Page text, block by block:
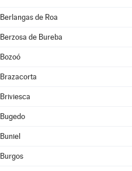
Berlangas de Roa
Berzosa de Bureba
Bozoó
Brazacorta
Briviesca
Bugedo
Buniel
Burgos